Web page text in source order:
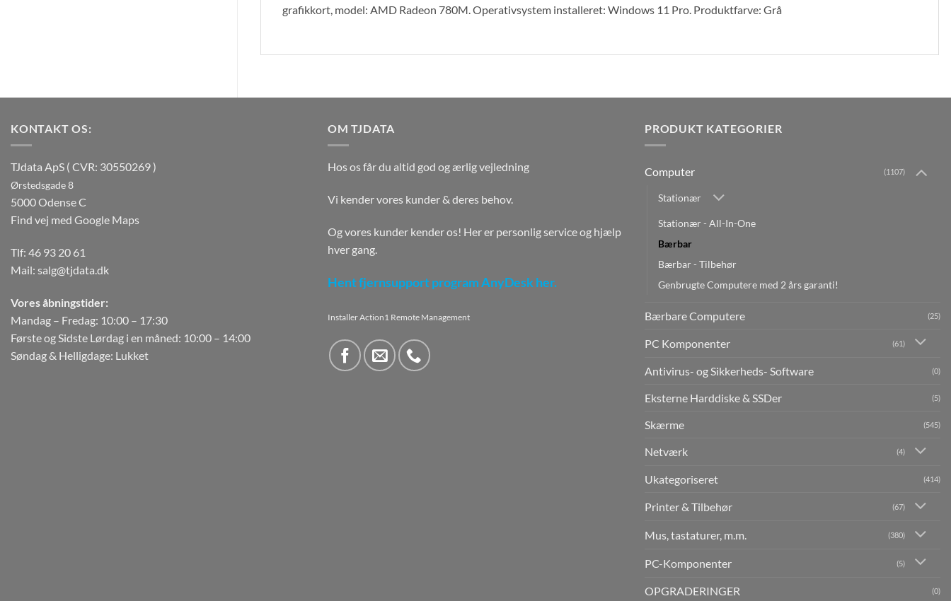
grafikkort, model: AMD Radeon 780M. Operativsystem installeret: Windows 11 Pro. Produktfarve: Grå
KONTAKT OS:
TJdata ApS ( CVR: 30550269 )
Ørstedsgade 8
5000 Odense C
Find vej med Google Maps
Tlf: 46 93 20 61
Mail: salg@tjdata.dk
Vores åbningstider:
Mandag – Fredag: 10:00 – 17:30
Første og Sidste Lørdag i en måned: 10:00 – 14:00
Søndag & Helligdage: Lukket
OM TJDATA
Hos os får du altid god og ærlig vejledning
Vi kender vores kunder & deres behov.
Og vores kunder kender os! Her er personlig service og hjælp
hver gang.
Hent fjernsupport program AnyDesk her.
Installer Action1 Remote Management
PRODUKT KATEGORIER
Computer (1107)
Stationær
Stationær - All-In-One
Bærbar
Bærbar - Tilbehør
Genbrugte Computere med 2 års garanti!
Bærbare Computere (25)
PC Komponenter (61)
Antivirus- og Sikkerheds- Software (0)
Eksterne Harddiske & SSDer (5)
Skærme (545)
Netværk (4)
Ukategoriseret (414)
Printer & Tilbehør (67)
Mus, tastaturer, m.m. (380)
PC-Komponenter (5)
OPGRADERINGER (0)